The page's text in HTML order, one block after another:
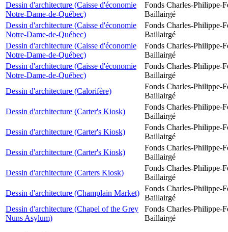
Dessin d'architecture (Caisse d'économie
Notre-Dame-de-Québec)
Fonds Charles-Philippe-
Baillairgé
Dessin d'architecture (Caisse d'économie
Notre-Dame-de-Québec)
Fonds Charles-Philippe-
Baillairgé
Dessin d'architecture (Caisse d'économie
Notre-Dame-de-Québec)
Fonds Charles-Philippe-
Baillairgé
Dessin d'architecture (Caisse d'économie
Notre-Dame-de-Québec)
Fonds Charles-Philippe-
Baillairgé
Dessin d'architecture (Calorifère)
Fonds Charles-Philippe-
Baillairgé
Dessin d'architecture (Carter's Kiosk)
Fonds Charles-Philippe-
Baillairgé
Dessin d'architecture (Carter's Kiosk)
Fonds Charles-Philippe-
Baillairgé
Dessin d'architecture (Carter's Kiosk)
Fonds Charles-Philippe-
Baillairgé
Dessin d'architecture (Carters Kiosk)
Fonds Charles-Philippe-
Baillairgé
Dessin d'architecture (Champlain Market)
Fonds Charles-Philippe-
Baillairgé
Dessin d'architecture (Chapel of the Grey
Nuns Asylum)
Fonds Charles-Philippe-
Baillairgé